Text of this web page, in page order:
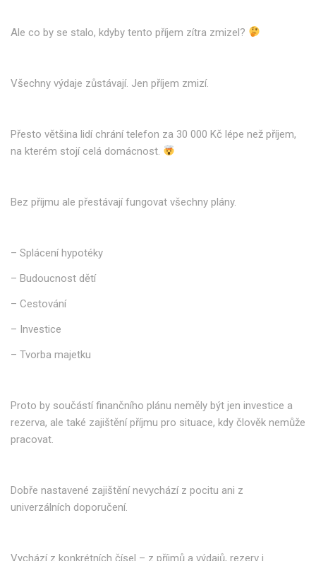
Ale co by se stalo, kdyby tento příjem zítra zmizel?
Všechny výdaje zůstávají. Jen příjem zmizí.
Přesto většina lidí chrání telefon za 30 000 Kč lépe než příjem,
na kterém stojí celá domácnost.
Bez příjmu ale přestávají fungovat všechny plány.
– Splácení hypotéky
– Budoucnost dětí
– Cestování
– Investice
– Tvorba majetku
Proto by součástí finančního plánu neměly být jen investice a
rezerva, ale také zajištění příjmu pro situace, kdy člověk nemůže
pracovat.
Dobře nastavené zajištění nevychází z pocitu ani z
univerzálních doporučení.
Vychází z konkrétních čísel – z příjmů a výdajů, rezerv i